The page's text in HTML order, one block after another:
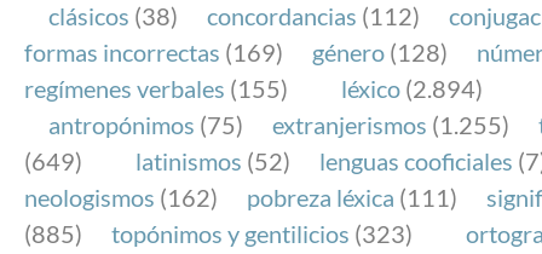
FundéuRAE es una fundación patrocinada por la
y la Real Academia Española, cuyo objetivo es
el buen uso del español en los medios de
Internet.
clásicos (38) concordancias (112)
formas incorrectas (169) género (128)
regímenes verbales (155) léxico (2.894)
antropónimos (75) extranjerismos (1.255)
(649)
latinismos (52) lenguas cooficiales
neologismos (162) pobreza léxica (111)
(885)
topónimos y gentilicios (323)